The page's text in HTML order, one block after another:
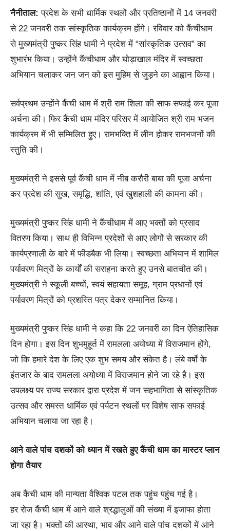
नैनीताल:प्रदेश के सभी धार्मिक स्थलों और प्रतिष्ठानों में 14 जनवरी
से 22 जनवरी तक सांस्कृतिक कार्यक्रम होंगे। रविवार को कैंचीधाम
से मुख्यमंत्री पुष्कर सिंह धामी ने प्रदेश में “सांस्कृतिक उत्सव” का
शुभारंभ किया। उन्होंने कैंचीधाम और घोड़ाखाल मंदिर में स्वच्छता
अभियान चलाकर जन जन को इस मुहिम से जुड़ने का आह्वान किया।
सर्वप्रथम उन्होंने कैंची धाम में श्री राम शिला की साफ सफाई कर पूजा
अर्चना की। फिर कैंची धाम मंदिर परिसर में आयोजित श्री राम भजन
कार्यक्रम में भी सम्मिलित हुए। रामभक्ति में लीन होकर रामभजनों की
स्तुति की।
मुख्यमंत्री ने इससे पूर्व कैंची धाम में नीब करौरी बाबा की पूजा अर्चना
कर प्रदेश की सुख, समृद्धि, शांति, एवं खुशहाली की कामना की।
मुख्यमंत्री पुष्कर सिंह धामी ने कैंचीधाम में आए भक्तों को प्रसाद
वितरण किया। साथ ही विभिन्न प्रदेशों से आए लोगों से सरकार की
कार्यप्रणाली के बारे में फीडबैक भी लिया। स्वच्छता अभियान में शामिल
पर्यावरण मित्रों के कार्यों की सराहना करते हुए उनसे बातचीत की।
मुख्यमंत्री ने स्कूली बच्चों, स्वयं सहायता समूह, ग्राम प्रधानों एवं
पर्यावरण मित्रों को प्रशस्ति पत्र देकर सम्मानित किया।
मुख्यमंत्री पुष्कर सिंह धामी ने कहा कि 22 जनवरी का दिन ऐतिहासिक
दिन होगा। इस दिन शुभमुहूर्त में रामलला अयोध्या में विराजमान होंगे,
जो कि हमारे देश के लिए एक शुभ समय और संकेत है। लंबे वर्षों के
इंतजार के बाद रामलला अयोध्या में विराजमान होने जा रहे है। इस
उपलक्ष्य पर राज्य सरकार द्वारा प्रदेश में जन सहभागिता से सांस्कृतिक
उत्सव और समस्त धार्मिक एवं पर्यटन स्थलों पर विशेष साफ सफाई
अभियान चलाया जा रहा है।
आने वाले पांच दशकों को ध्यान में रखते हुए कैंची धाम का मास्टर प्लान
होगा तैयार
अब कैंची धाम की मान्यता वैश्विक पटल तक पहुंच पहुंच गई है।
हर रोज कैंची धाम में आने वाले श्रद्धालुओं की संख्या में इजाफा होता
जा रहा है। भक्तों की आस्था, भाव और आने वाले पांच दशकों में आने